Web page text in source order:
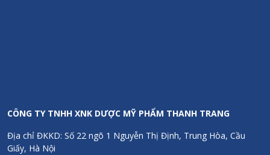
CÔNG TY TNHH XNK DƯỢC MỸ PHẨM THANH TRANG
Địa chỉ ĐKKD: Số 22 ngõ 1 Nguyễn Thị Định, Trung Hòa, Cầu
Giấy, Hà Nội